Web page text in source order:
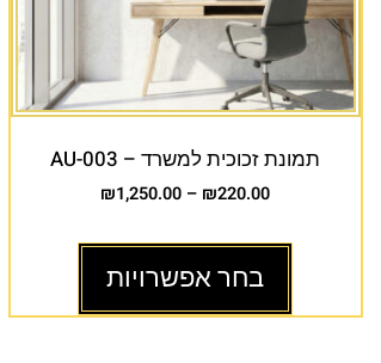
תמונת זכוכית למשרד – AU-003
₪220.00
–
₪1,250.00
בחר אפשרויות